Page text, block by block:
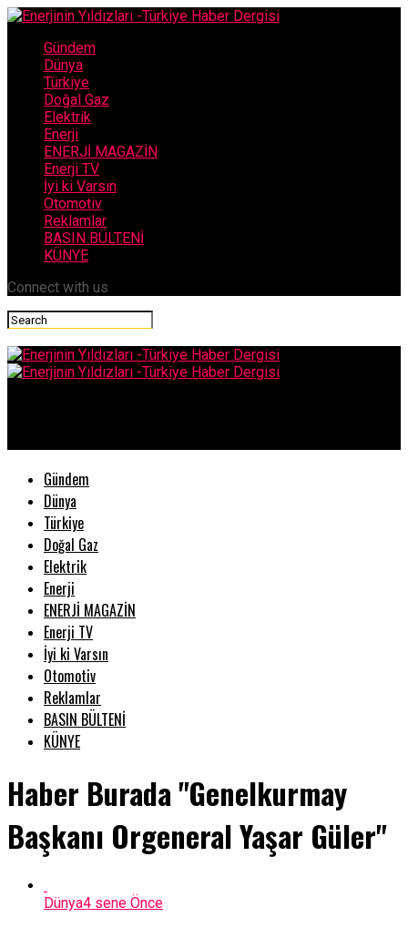
Gündem
Dünya
Türkiye
Doğal Gaz
Elektrik
Enerji
ENERJİ MAGAZİN
Enerji TV
İyi ki Varsın
Otomotiv
Reklamlar
BASIN BÜLTENİ
KÜNYE
Connect with us
Gündem
Dünya
Türkiye
Doğal Gaz
Elektrik
Enerji
ENERJİ MAGAZİN
Enerji TV
İyi ki Varsın
Otomotiv
Reklamlar
BASIN BÜLTENİ
KÜNYE
Haber Burada "Genelkurmay
Başkanı Orgeneral Yaşar Güler"
Dünya4 sene Önce